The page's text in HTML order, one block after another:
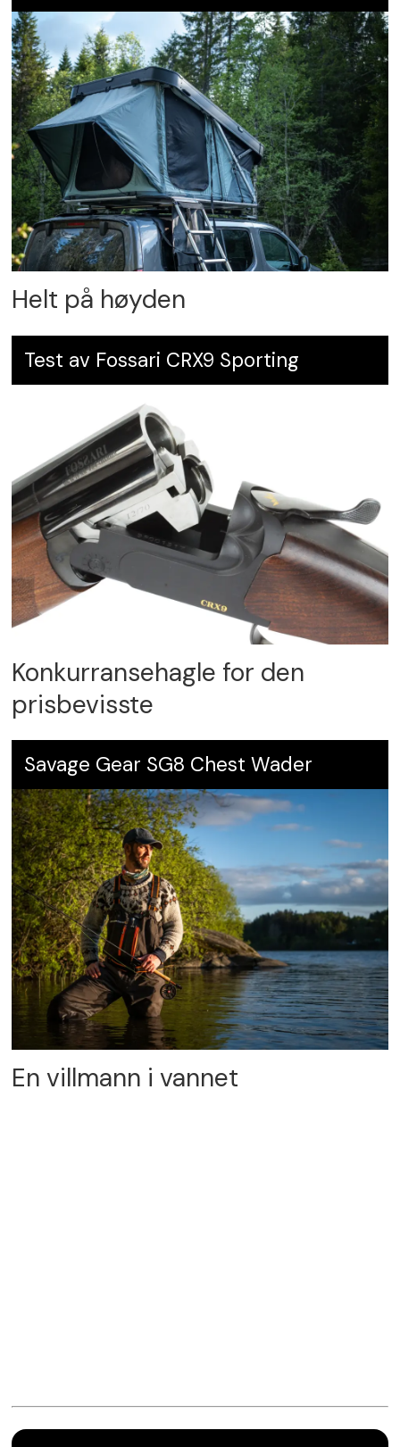
Helt på høyden
Test av Fossari CRX9 Sporting
Konkurransehagle for den
prisbevisste
Savage Gear SG8 Chest Wader
En villmann i vannet